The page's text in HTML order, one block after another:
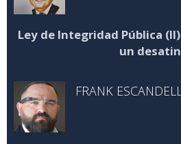
Ley de Integridad Pública
un
FRANK